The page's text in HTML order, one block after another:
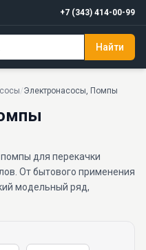
+7 (343) 414-00-99
Найти
/Электронасосы, Помпы
для перекачки
От бытового применения
модельный ряд,